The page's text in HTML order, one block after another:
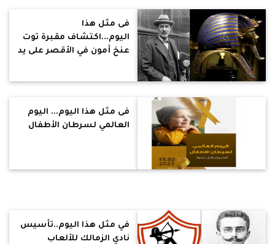
فى مثل هذا
اليوم...اكتشاف مقبرة توت
عنخ أمون في الأقصر على يد
فى مثل هذا اليوم... اليوم
العالمي لسرطان الأطفال
في مثل هذا اليوم..تأسيس
نادي الزمالك للألعاب